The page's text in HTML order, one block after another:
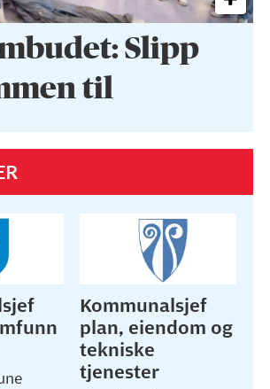
Slipp
til
Kommunalsjef
plan, eiendom og
tekniske
tjenester